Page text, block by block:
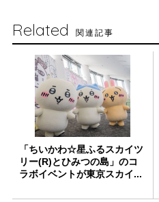
Related 関連記事
「ちいかわ☆星ふるスカイツ
リー(R)とひみつの島」のコ
ラボイベントが東京スカイ...